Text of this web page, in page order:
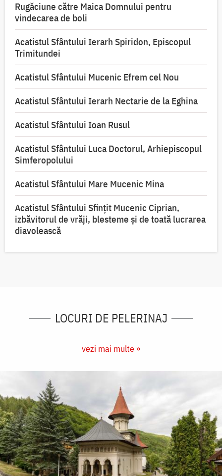
Rugăciune către Maica Domnului pentru
vindecarea de boli
Acatistul Sfântului Ierarh Spiridon, Episcopul
Trimitundei
Acatistul Sfântului Mucenic Efrem cel Nou
Acatistul Sfântului Ierarh Nectarie de la Eghina
Acatistul Sfântului Ioan Rusul
Acatistul Sfântului Luca Doctorul, Arhiepiscopul
Simferopolului
Acatistul Sfântului Mare Mucenic Mina
Acatistul Sfântului Sfințit Mucenic Ciprian,
izbăvitorul de vrăji, blesteme și de toată lucrarea
diavolească
LOCURI DE PELERINAJ
vezi mai multe »